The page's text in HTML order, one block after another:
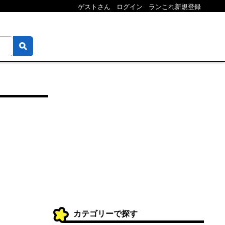
ゲストさん ログイン ランこれ新規登録
カテゴリーで探す